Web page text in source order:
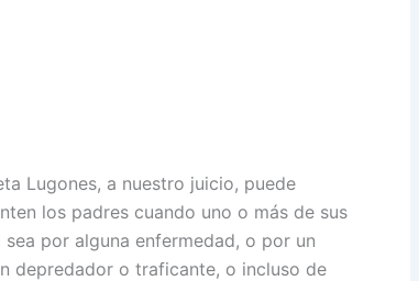
Lugones, a nuestro juicio, puede
los padres cuando uno o más de sus
por alguna enfermedad, o por un
depredador o traficante, o incluso de